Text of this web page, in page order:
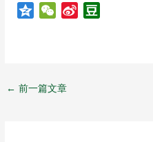
Q
W
t
← 前一篇文章